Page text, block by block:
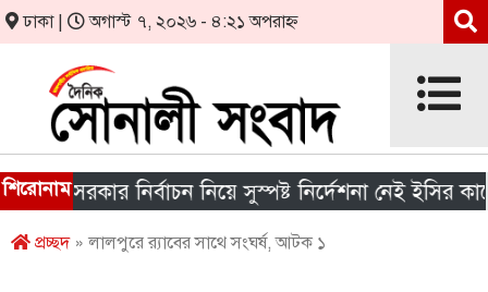
ঢাকা | অগাস্ট ৭, ২০২৬ - ৪:২১ অপরাহ্ন
শিরোনাম
সরকার নির্বাচন নিয়ে সুস্পষ্ট নির্দেশনা নেই ইসির কাছে
প্রচ্ছদ» লালপুরে র‌্যাবের সাথে সংঘর্ষ, আটক ১